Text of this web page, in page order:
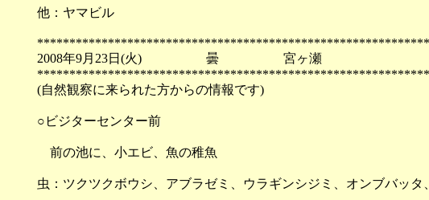
他：ヤマビル
2008年9月23日(火) 曇 宮ヶ瀬
(自然観察に来られた方からの情報です)
○ビジターセンター前
前の池に、小エビ、魚の稚魚
虫：ツクツクボウシ、アブラゼミ、ウラギンシジミ、オンブバッ